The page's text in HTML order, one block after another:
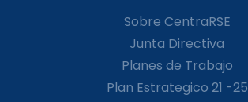
Sobre CentraRSE
Junta Directiva
Planes de Trabajo
Plan Estrategico 21 -25